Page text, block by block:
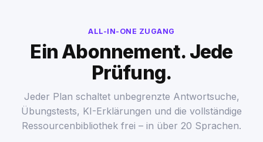
ALL-IN-ONE ZUGANG
Ein Abonnement. Jede
Prüfung.
Jeder Plan schaltet unbegrenzte Antwortsuche,
Übungstests, KI-Erklärungen und die vollständige
Ressourcenbibliothek frei – in über 20 Sprachen.